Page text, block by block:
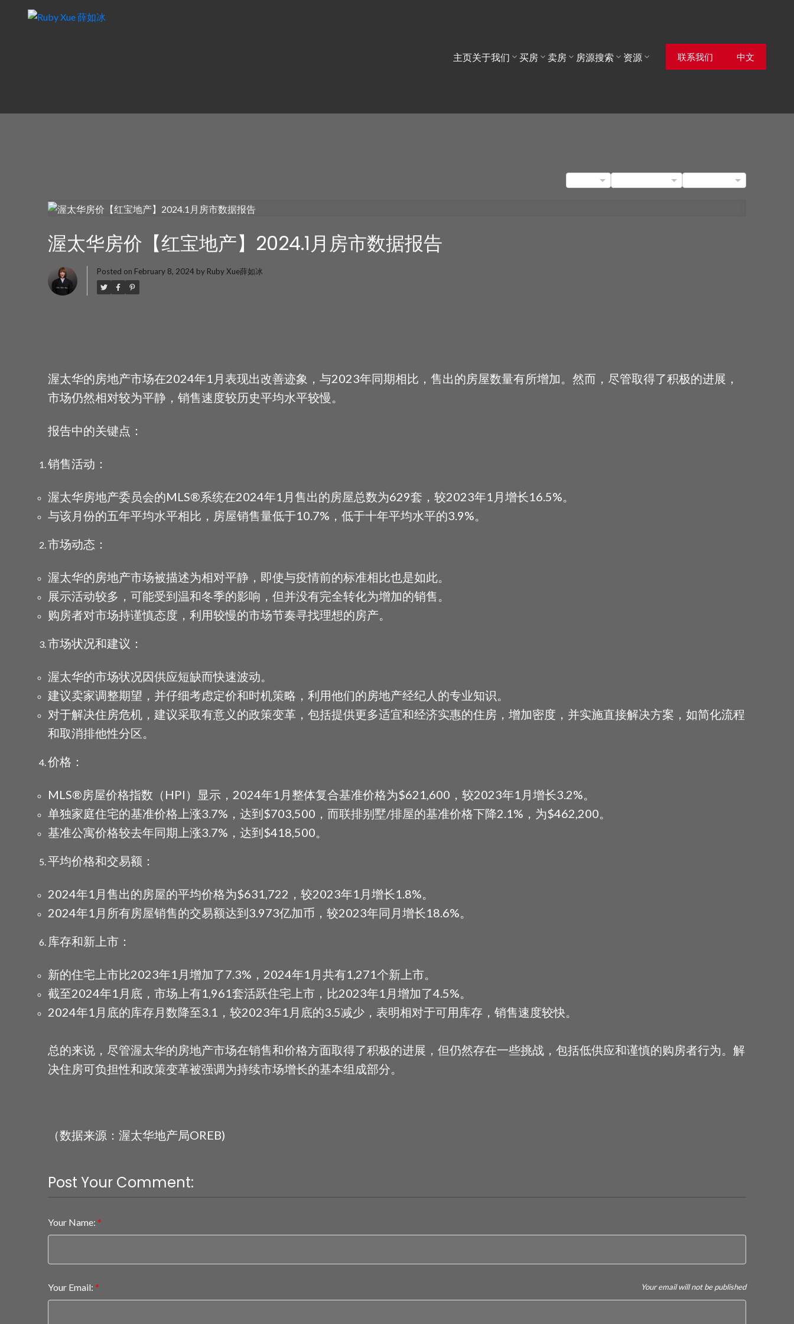
主页关于我们 买房 卖房 房源搜索 资源 联系我们 中文
渥太华房价【红宝地产】2024.1月房市数据报告
Posted on February 8, 2024 by Ruby Xue薛如冰
渥太华的房地产市场在2024年1月表现出改善迹象，与2023年同期相比，售出的房屋数量有所增加。然而，尽管取得了积极的进展，
市场仍然相对较为平静，销售速度较历史平均水平较慢。
报告中的关键点：
销售活动：
渥太华房地产委员会的MLS®系统在2024年1月售出的房屋总数为629套，较2023年1月增长16.5%。
与该月份的五年平均水平相比，房屋销售量低于10.7%，低于十年平均水平的3.9%。
市场动态：
渥太华的房地产市场被描述为相对平静，即使与疫情前的标准相比也是如此。
展示活动较多，可能受到温和冬季的影响，但并没有完全转化为增加的销售。
购房者对市场持谨慎态度，利用较慢的市场节奏寻找理想的房产。
市场状况和建议：
渥太华的市场状况因供应短缺而快速波动。
建议卖家调整期望，并仔细考虑定价和时机策略，利用他们的房地产经纪人的专业知识。
对于解决住房危机，建议采取有意义的政策变革，包括提供更多适宜和经济实惠的住房，增加密度，并实施直接解决方案，如简化流程
和取消排他性分区。
价格：
MLS®房屋价格指数（HPI）显示，2024年1月整体复合基准价格为$621,600，较2023年1月增长3.2%。
单独家庭住宅的基准价格上涨3.7%，达到$703,500，而联排别墅/排屋的基准价格下降2.1%，为$462,200。
基准公寓价格较去年同期上涨3.7%，达到$418,500。
平均价格和交易额：
2024年1月售出的房屋的平均价格为$631,722，较2023年1月增长1.8%。
2024年1月所有房屋销售的交易额达到3.973亿加币，较2023年同月增长18.6%。
库存和新上市：
新的住宅上市比2023年1月增加了7.3%，2024年1月共有1,271个新上市。
截至2024年1月底，市场上有1,961套活跃住宅上市，比2023年1月增加了4.5%。
2024年1月底的库存月数降至3.1，较2023年1月底的3.5减少，表明相对于可用库存，销售速度较快。
总的来说，尽管渥太华的房地产市场在销售和价格方面取得了积极的进展，但仍然存在一些挑战，包括低供应和谨慎的购房者行为。解
决住房可负担性和政策变革被强调为持续市场增长的基本组成部分。
（数据来源：渥太华地产局OREB)
Post Your Comment:
Your Name:
Your Email: Your email will not be published